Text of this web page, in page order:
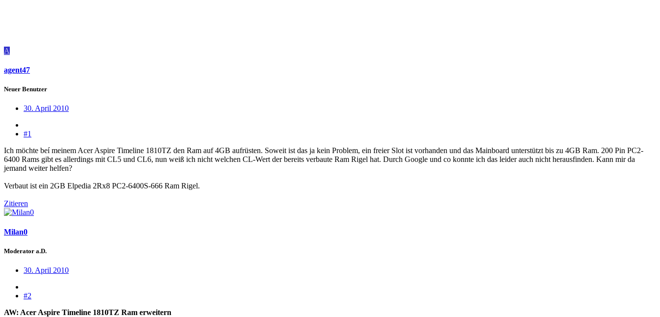
A
agent47
Neuer Benutzer
30. April 2010
#1
Ich möchte beí meinem Acer Aspire Timeline 1810TZ den Ram auf 4GB aufrüsten. Soweit ist das ja kein Problem, ein freier Slot ist vorhanden und das Mainboard unterstützt bis zu 4GB Ram. 200 Pin PC2-
6400 Rams gibt es allerdings mit CL5 und CL6, nun weiß ich nicht welchen CL-Wert der bereits verbaute Ram Rigel hat. Durch Google und co konnte ich das leider auch nicht herausfinden. Kann mir da
jemand weiter helfen?
Verbaut ist ein 2GB Elpedia 2Rx8 PC2-6400S-666 Ram Rigel.
Zitieren
Milan0
Moderator a.D.
30. April 2010
#2
AW: Acer Aspire Timeline 1810TZ Ram erweitern